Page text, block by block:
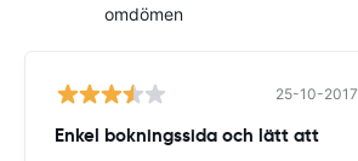
omdömen
25-10-2017
Enkel bokningssida och lätt att